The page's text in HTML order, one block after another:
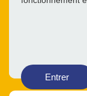
Entrer